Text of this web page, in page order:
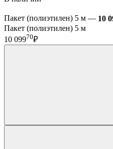
Пакет (полиэтилен) 5 м — 10
Пакет (полиэтилен) 5 м
10 09970₽